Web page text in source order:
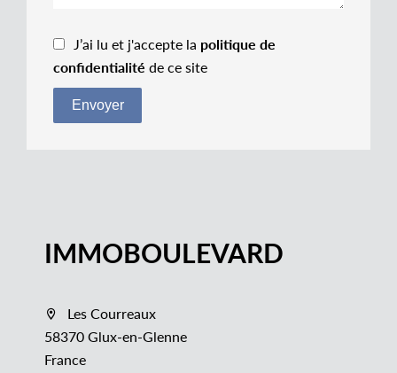
J’ai lu et j'accepte la politique de
confidentialité de ce site
Envoyer
IMMOBOULEVARD
Les Courreaux
58370 Glux-en-Glenne
France